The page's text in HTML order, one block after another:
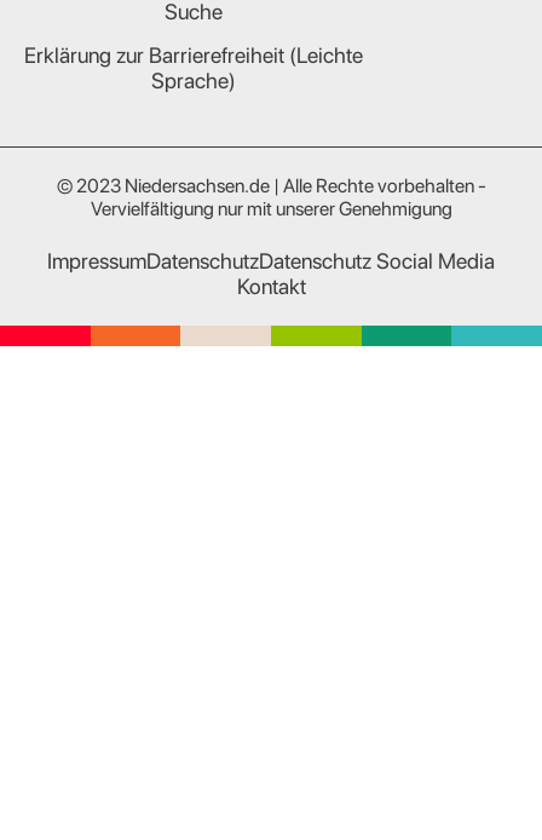
Suche
Erklärung zur Barrierefreiheit (Leichte
Sprache)
© 2023 Niedersachsen.de | Alle Rechte vorbehalten -
Vervielfältigung nur mit unserer Genehmigung
ImpressumDatenschutzDatenschutz Social Media
Kontakt